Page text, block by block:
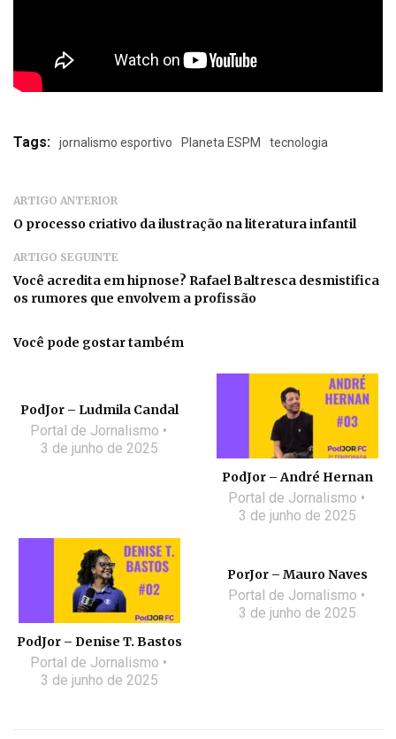
Tags: jornalismo esportivo Planeta ESPM tecnologia
ARTIGO ANTERIOR
O processo criativo da ilustração na literatura infantil
ARTIGO SEGUINTE
Você acredita em hipnose? Rafael Baltresca desmistifica
os rumores que envolvem a profissão
Você pode gostar também
PodJor – Ludmila Candal
Portal de Jornalismo
3 de junho de 2025
PodJor – André Hernan
Portal de Jornalismo
3 de junho de 2025
PodJor – Denise T. Bastos
Portal de Jornalismo
3 de junho de 2025
PorJor – Mauro Naves
Portal de Jornalismo
3 de junho de 2025